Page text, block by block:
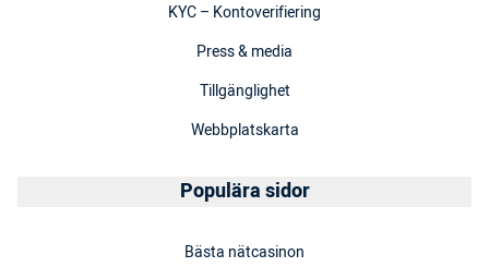
KYC – Kontoverifiering
Press & media
Tillgänglighet
Webbplatskarta
Populära sidor
Bästa nätcasinon